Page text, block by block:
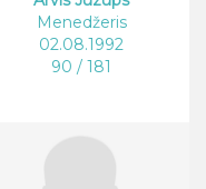
Menedžeris
02.08.1992
90 / 181